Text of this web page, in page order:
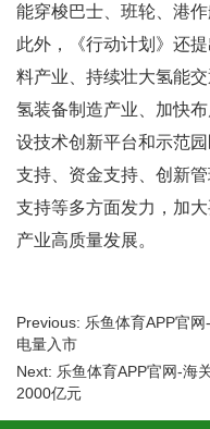
能穿梭巴士、班轮、港作
此外，《行动计划》还
料产业、持续壮大氢能
氢装备制造产业、加快
设技术创新平台和示范
支持、资金支持、创新
支持等多方面发力，加
产业高质量发展。
Previous: 乐鱼体育APP官
电量入市
Next: 乐鱼体育APP官网-海
2000亿元